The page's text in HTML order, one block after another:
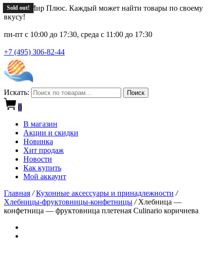
Новый Мир Плюс. Каждый может найти товары по своему
вкусу!
пн-пт с 10:00 до 17:30, среда с 11:00 до 17:30
+7 (495) 306-82-44
Искать: Поиск
0
В магазин
Акции и скидки
Новинка
Хит продаж
Новости
Как купить
Мой аккаунт
Главная / Кухонные аксессуары и принадлежности /
Хлебницы-фруктовницы-конфетницы /Хлебница —
конфетница — фруктовница плетеная Culinario коричнева
Sold out!
Sold out!
Sold out!
Sold out!
Sold out!